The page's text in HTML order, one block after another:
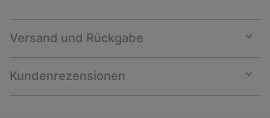
Versand und Rückgabe
or
Kundenrezensionen
or